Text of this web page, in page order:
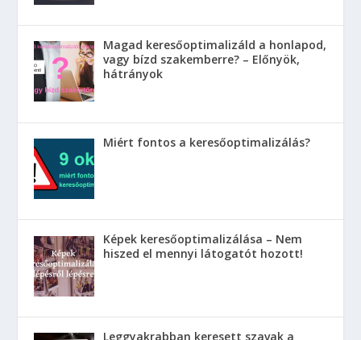
Magad keresőoptimalizáld a honlapod,
vagy bízd szakemberre? – Előnyök,
hátrányok
Miért fontos a keresőoptimalizálás?
Képek keresőoptimalizálása – Nem
hiszed el mennyi látogatót hozott!
Leggyakrabban keresett szavak a